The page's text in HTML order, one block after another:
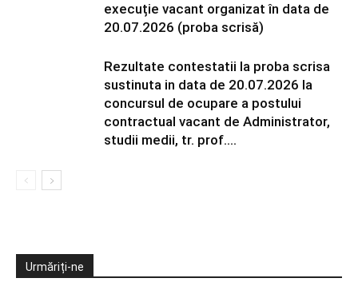
execuție vacant organizat în data de
20.07.2026 (proba scrisă)
Rezultate contestatii la proba scrisa
sustinuta in data de 20.07.2026 la
concursul de ocupare a postului
contractual vacant de Administrator,
studii medii, tr. prof....
Urmăriți-ne